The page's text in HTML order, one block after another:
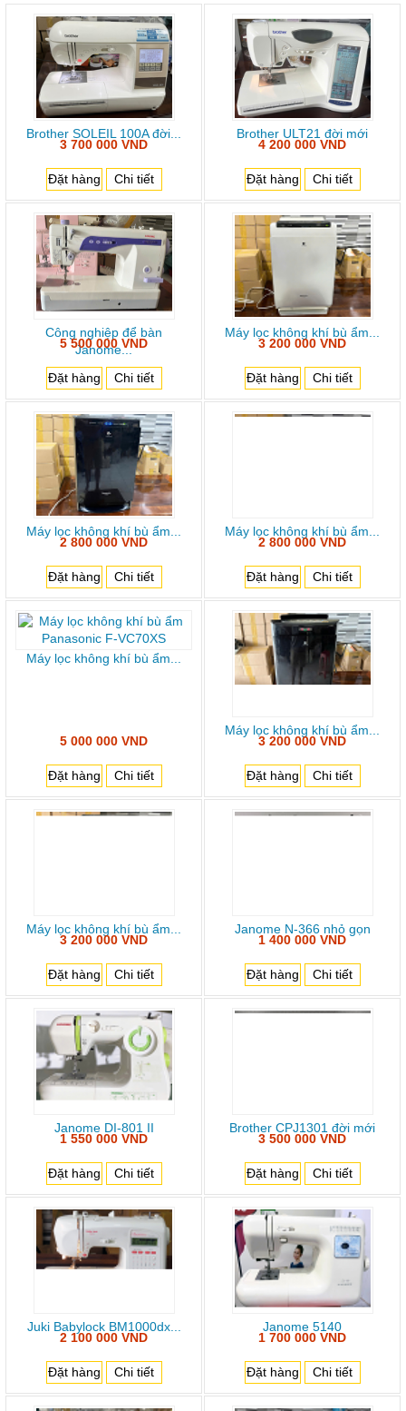
Brother SOLEIL 100A đời...
3 700 000 VND
Đặt hàng Chi tiết
Brother ULT21 đời mới
4 200 000 VND
Đặt hàng Chi tiết
Công nghiệp để bàn
Janome...
5 500 000 VND
Đặt hàng Chi tiết
Máy lọc không khí bù ẩm...
3 200 000 VND
Đặt hàng Chi tiết
Máy lọc không khí bù ẩm...
2 800 000 VND
Đặt hàng Chi tiết
Máy lọc không khí bù ẩm...
2 800 000 VND
Đặt hàng Chi tiết
Máy lọc không khí bù ẩm...
5 000 000 VND
Đặt hàng Chi tiết
Máy lọc không khí bù ẩm...
3 200 000 VND
Đặt hàng Chi tiết
Máy lọc không khí bù ẩm...
3 200 000 VND
Đặt hàng Chi tiết
Janome N-366 nhỏ gọn
1 400 000 VND
Đặt hàng Chi tiết
Janome DI-801 II
1 550 000 VND
Đặt hàng Chi tiết
Brother CPJ1301 đời mới
3 500 000 VND
Đặt hàng Chi tiết
Juki Babylock BM1000dx...
2 100 000 VND
Đặt hàng Chi tiết
Janome 5140
1 700 000 VND
Đặt hàng Chi tiết